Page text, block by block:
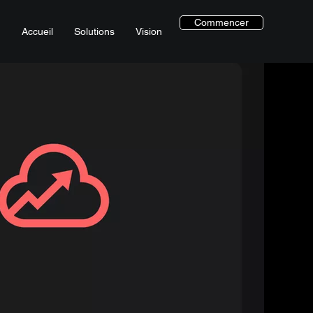
Accueil Solutions Vision
Commencer